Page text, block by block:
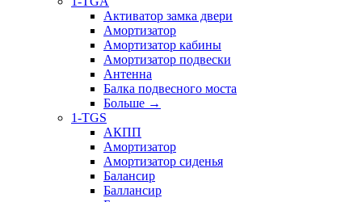
Активатор замка двери
Амортизатор
Амортизатор кабины
Амортизатор подвески
Антенна
Балка подвесного моста
Больше →
1-TGS
АКПП
Амортизатор
Амортизатор сиденья
Балансир
Баллансир